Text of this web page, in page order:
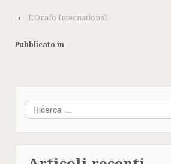
‹ L’Orafo International
Pubblicato in
Search
for: